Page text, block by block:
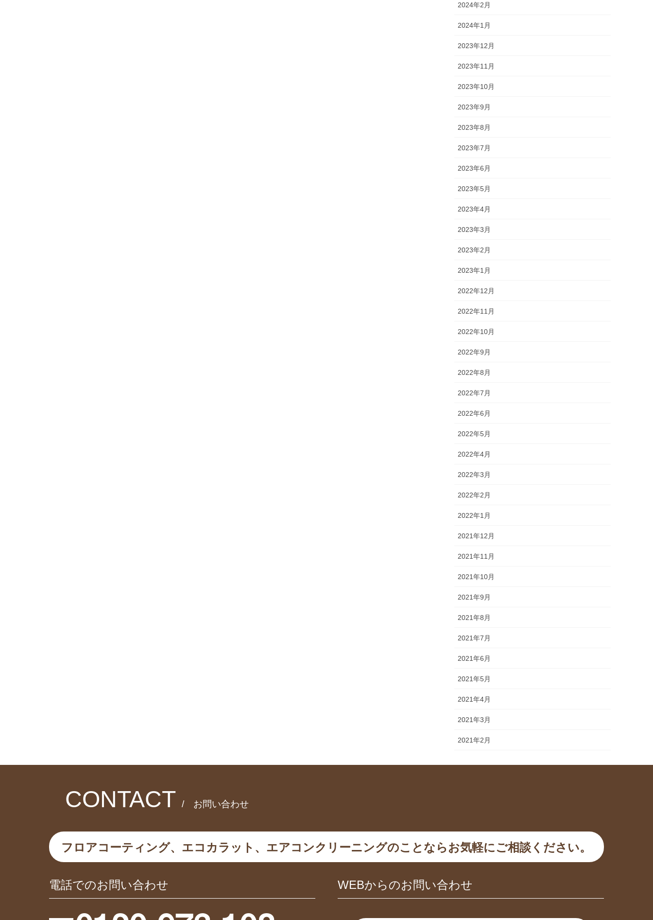
2024年2月
2024年1月
2023年12月
2023年11月
2023年10月
2023年9月
2023年8月
2023年7月
2023年6月
2023年5月
2023年4月
2023年3月
2023年2月
2023年1月
2022年12月
2022年11月
2022年10月
2022年9月
2022年8月
2022年7月
2022年6月
2022年5月
2022年4月
2022年3月
2022年2月
2022年1月
2021年12月
2021年11月
2021年10月
2021年9月
2021年8月
2021年7月
2021年6月
2021年5月
2021年4月
2021年3月
2021年2月
CONTACT/ お問い合わせ
フロアコーティング、エコカラット、エアコンクリーニングのことならお気軽にご相談ください。
電話でのお問い合わせ WEBからのお問い合わせ